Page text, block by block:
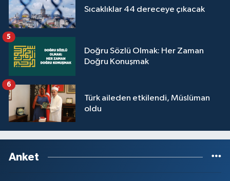
Sıcaklıklar 44 dereceye çıkacak
Doğru Sözlü Olmak: Her Zaman
Doğru Konuşmak
5
Türk aileden etkilendi, Müslüman
oldu
6
Anket